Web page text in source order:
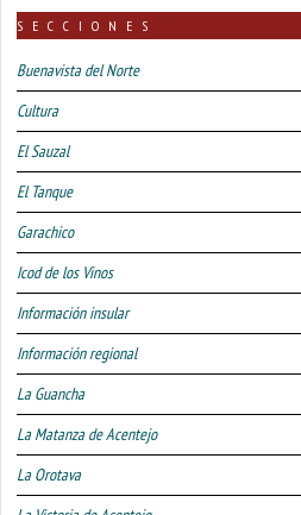
SECCIONES
Buenavista del Norte
Cultura
El Sauzal
El Tanque
Garachico
Icod de los Vinos
Información insular
Información regional
La Guancha
La Matanza de Acentejo
La Orotava